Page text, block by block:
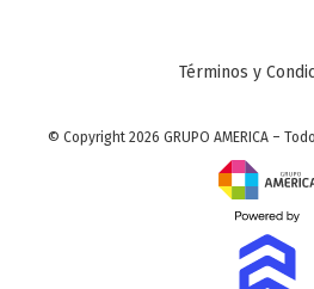
Términos y
© Copyright 2026 GRUPO AMERICA –